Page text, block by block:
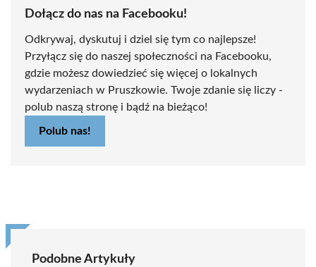
Dołącz do nas na Facebooku!
Odkrywaj, dyskutuj i dziel się tym co najlepsze!
Przyłącz się do naszej społeczności na Facebooku,
gdzie możesz dowiedzieć się więcej o lokalnych
wydarzeniach w Pruszkowie. Twoje zdanie się liczy -
polub naszą stronę i bądź na bieżąco!
Polub nas!
Podobne Artykuły